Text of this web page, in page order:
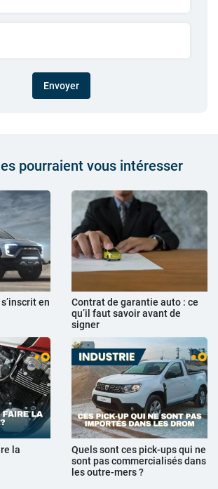
Envoyer
pourraient vous intéresser
en
Contrat de garantie auto : ce
qu’il faut savoir avant de
signer
la
Quels sont ces pick-ups qui ne
sont pas commercialisés dans
les outre-mers ?